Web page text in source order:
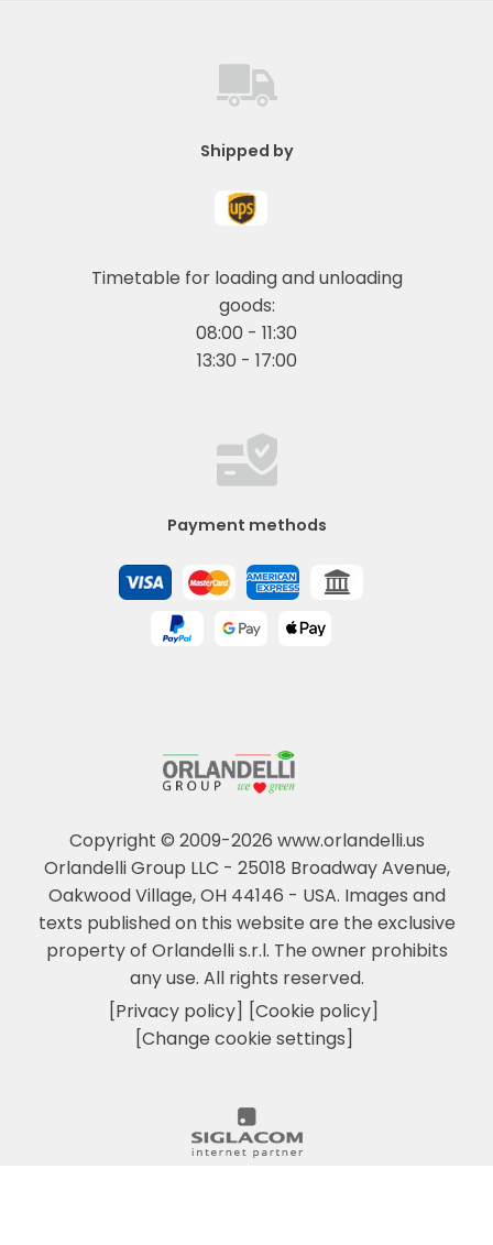
Copyright © 2009-2026 www.orlandelli.us
Orlandelli Group LLC - 25018 Broadway Avenue,
Oakwood Village, OH 44146 - USA. Images and
texts published on this website are the exclusive
property of Orlandelli s.r.l. The owner prohibits
any use. All rights reserved.
[Privacy policy] [Cookie policy]
[Change cookie settings]
Shipped by
Timetable for loading and unloading
goods:
08:00 - 11:30
13:30 - 17:00
Payment methods